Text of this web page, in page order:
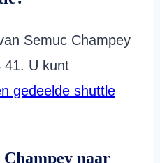
Semuc Champey
41. U kunt
gedeelde shuttle
naar